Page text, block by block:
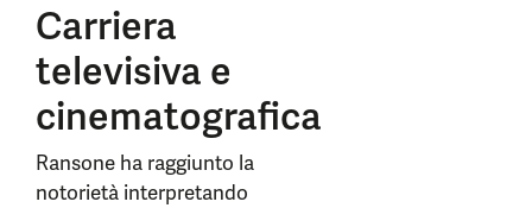
Carriera
televisiva e
cinematografica
Ransone ha raggiunto la
notorietà interpretando